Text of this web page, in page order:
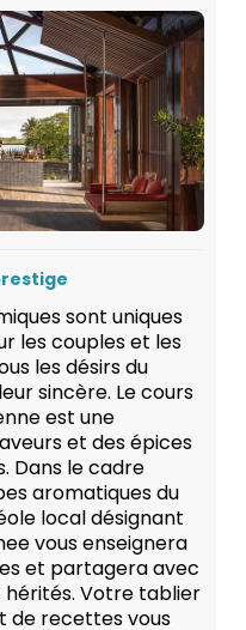
sont uniques
les couples et les
les désirs du
sincère. Le cours
est une
et des épices
Dans le cadre
aromatiques du
local désignant
vous enseignera
et partagera avec
hérités. Votre tablier
de recettes vous